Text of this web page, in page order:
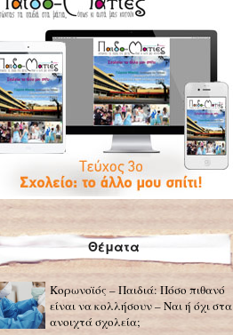
Θέματα
Κορωνοϊός – Παιδιά: Πόσο πιθανό
είναι να κολλήσουν – Ναι ή όχι στα
ανοιχτά σχολεία;